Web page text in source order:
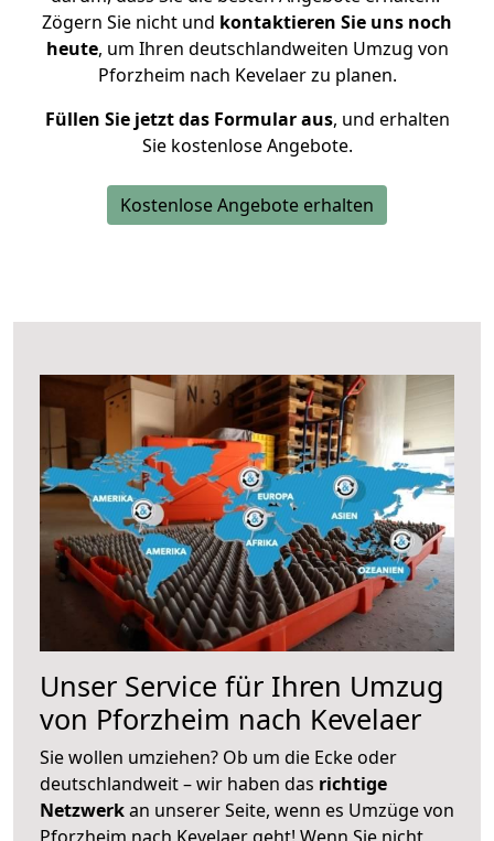
Zögern Sie nicht und kontaktieren Sie uns noch
heute, um Ihren deutschlandweiten Umzug von
Pforzheim nach Kevelaer zu planen.
Füllen Sie jetzt das Formular aus, und erhalten
Sie kostenlose Angebote.
Kostenlose Angebote erhalten
Unser Service für Ihren Umzug
von Pforzheim nach Kevelaer
Sie wollen umziehen? Ob um die Ecke oder
deutschlandweit – wir haben das richtige
Netzwerkan unserer Seite, wenn es Umzüge von